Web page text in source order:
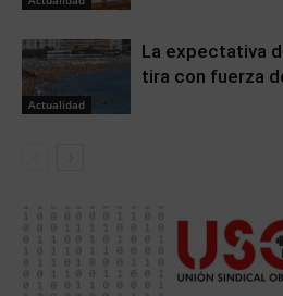
Actualidad
La expectativa
tira con fuerza